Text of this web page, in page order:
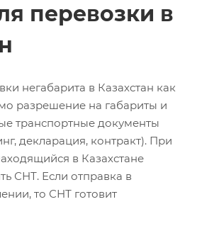
перевозки в
негабарита в Казахстан как
разрешение на габариты и
транспортные документы
декларация, контракт). При
в Казахстане
СНТ. Если отправка в
то СНТ готовит